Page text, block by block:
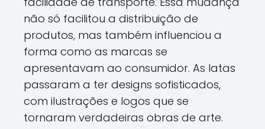
não só facilitou a distribuição de
produtos, mas também influenciou a
forma como as marcas se
apresentavam ao consumidor. As latas
passaram a ter designs sofisticados,
com ilustrações e logos que se
tornaram verdadeiras obras de arte.